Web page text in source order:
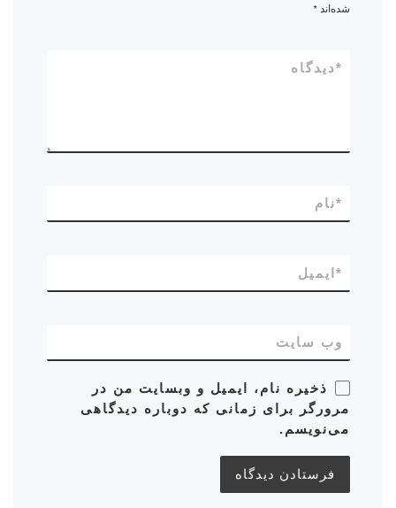
شده‌اند*
دیدگاه*
نام*
ایمیل *
وب‌ سایت
ذخیره نام، ایمیل و وبسایت من در
مرورگر برای زمانی که دوباره دیدگاهی
می‌نویسم.